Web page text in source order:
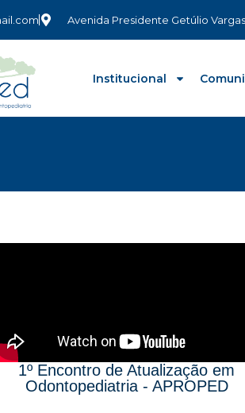
Avenida Presidente Getúlio
Institucional
1º Encontro de Atualização em
Odontopediatria - APROPED